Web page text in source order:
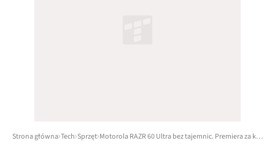
Strona główna Tech Sprzęt Motorola RAZR 60 Ultra bez tajemnic. Premiera za kilka dni